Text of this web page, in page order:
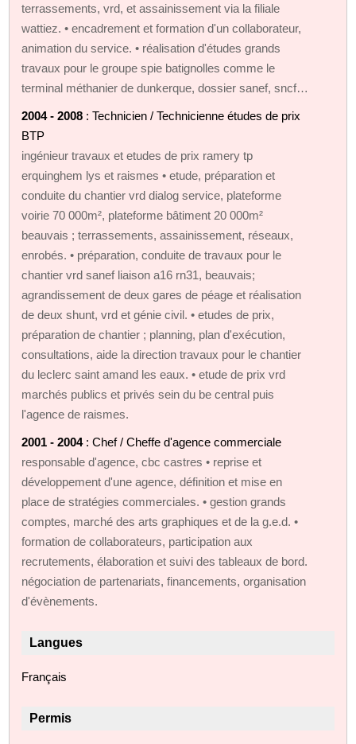
terrassements, vrd, et assainissement via la filiale
wattiez. • encadrement et formation d'un collaborateur,
animation du service. • réalisation d'études grands
travaux pour le groupe spie batignolles comme le
terminal méthanier de dunkerque, dossier sanef, sncf…
2004 - 2008 : Technicien / Technicienne études de prix
BTP
ingénieur travaux et etudes de prix ramery tp
erquinghem lys et raismes • etude, préparation et
conduite du chantier vrd dialog service, plateforme
voirie 70 000m², plateforme bâtiment 20 000m²
beauvais ; terrassements, assainissement, réseaux,
enrobés. • préparation, conduite de travaux pour le
chantier vrd sanef liaison a16 rn31, beauvais;
agrandissement de deux gares de péage et réalisation
de deux shunt, vrd et génie civil. • etudes de prix,
préparation de chantier ; planning, plan d'exécution,
consultations, aide la direction travaux pour le chantier
du leclerc saint amand les eaux. • etude de prix vrd
marchés publics et privés sein du be central puis
l'agence de raismes.
2001 - 2004: Chef / Cheffe d'agence commerciale
responsable d'agence, cbc castres • reprise et
développement d'une agence, définition et mise en
place de stratégies commerciales. • gestion grands
comptes, marché des arts graphiques et de la g.e.d. •
formation de collaborateurs, participation aux
recrutements, élaboration et suivi des tableaux de bord.
négociation de partenariats, financements, organisation
d'évènements.
Langues
Français
Permis